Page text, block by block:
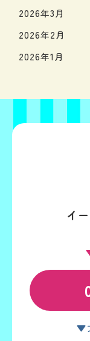
2026年3月
2026年2月
2026年1月
イ
▼